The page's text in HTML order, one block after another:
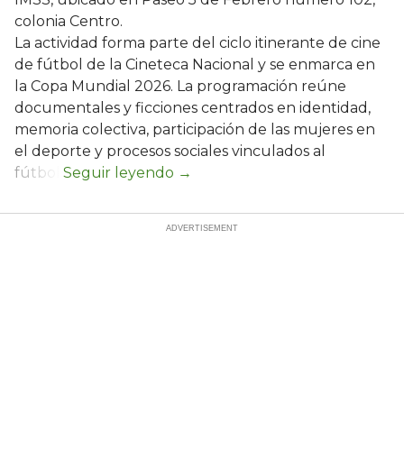
colonia Centro.
La actividad forma parte del ciclo itinerante de cine
de fútbol de la Cineteca Nacional y se enmarca en
la Copa Mundial 2026. La programación reúne
documentales y ficciones centrados en identidad,
memoria colectiva, participación de las mujeres en
el deporte y procesos sociales vinculados al
fútbol.